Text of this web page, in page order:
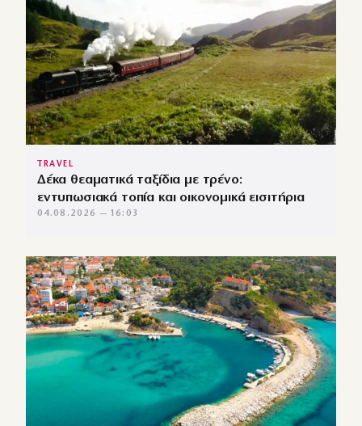
TRAVEL
Δέκα θεαματικά ταξίδια με τρένο:
εντυπωσιακά τοπία και οικονομικά εισιτήρια
04.08.2026 — 16:03